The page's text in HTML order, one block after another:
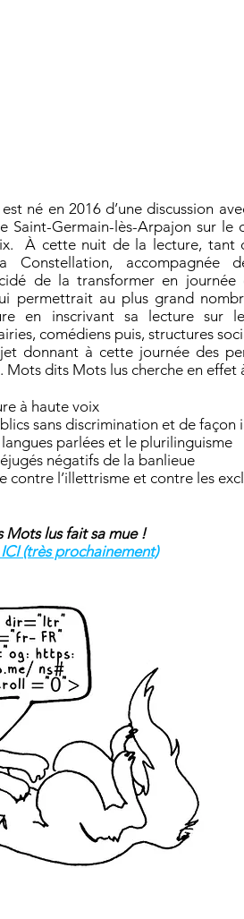
né en 2016 d’une discussion
Saint-Germain-lès-Arpajon sur
À cette nuit de la lecture, tant
Constellation, accompagnée
de la transformer en
permettrait au plus grand
en inscrivant sa lecture sur
comédiens puis, structures
donnant à cette journée des
Mots dits Mots lus cherche en effet
à haute voix
sans discrimination et de façon
parlées et le plurilinguisme
négatifs de la banlieue
contre l’illettrisme et contre les
Mots lus fait sa mue !
(très prochainement)